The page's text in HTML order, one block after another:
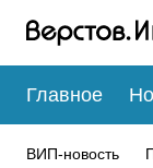
Главное
ВИП-новость